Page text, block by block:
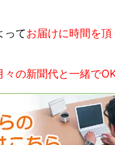
ってお届けに時間を頂
々の新聞代と一緒で